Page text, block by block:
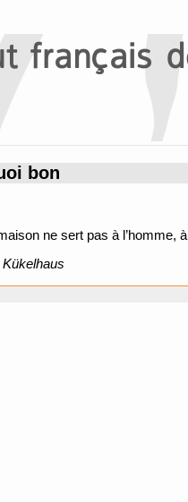
bon
ne sert pas à l’homme,